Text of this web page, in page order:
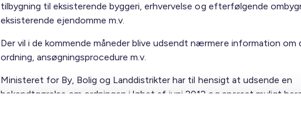
tilbygning til eksisterende byggeri, erhvervelse og efterfølgende
eksisterende ejendomme m.v.
Der vil i de kommende måneder blive udsendt nærmere information om
ordning, ansøgningsprocedure m.v.
Ministeret for By, Bolig og Landdistrikter har til hensigt at udsende en
bekendtgørelse om ordningen i løbet af juni 2012 og snarest muligt